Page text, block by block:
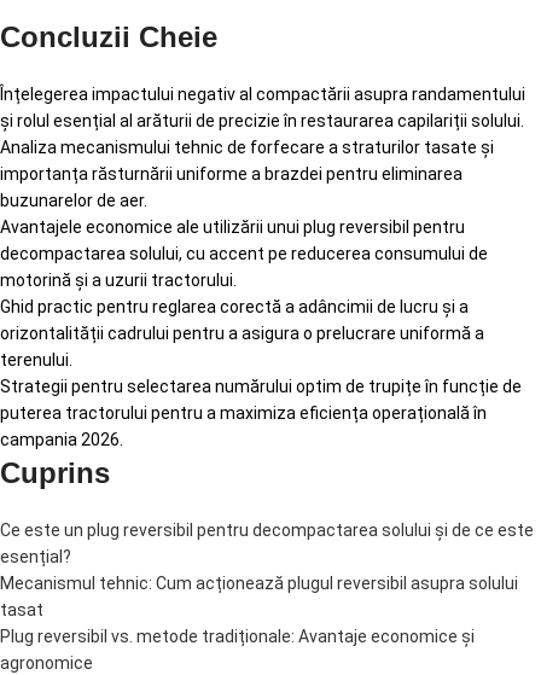
Concluzii Cheie
Înțelegerea impactului negativ al compactării asupra randamentului
și rolul esențial al arăturii de precizie în restaurarea capilariții solului.
Analiza mecanismului tehnic de forfecare a straturilor tasate și
importanța răsturnării uniforme a brazdei pentru eliminarea
buzunarelor de aer.
Avantajele economice ale utilizării unui plug reversibil pentru
decompactarea solului, cu accent pe reducerea consumului de
motorină și a uzurii tractorului.
Ghid practic pentru reglarea corectă a adâncimii de lucru și a
orizontalității cadrului pentru a asigura o prelucrare uniformă a
terenului.
Strategii pentru selectarea numărului optim de trupițe în funcție de
puterea tractorului pentru a maximiza eficiența operațională în
campania 2026.
Cuprins
Ce este un plug reversibil pentru decompactarea solului și de ce este
esențial?
Mecanismul tehnic: Cum acționează plugul reversibil asupra solului
tasat
Plug reversibil vs. metode tradiționale: Avantaje economice și
agronomice